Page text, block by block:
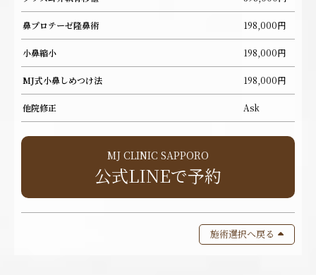
鼻プロテーゼ隆鼻術 198,000円
小鼻縮小 198,000円
MJ式小鼻しめつけ法 198,000円
他院修正 Ask
MJ CLINIC SAPPORO
公式LINEで予約
施術選択へ戻る